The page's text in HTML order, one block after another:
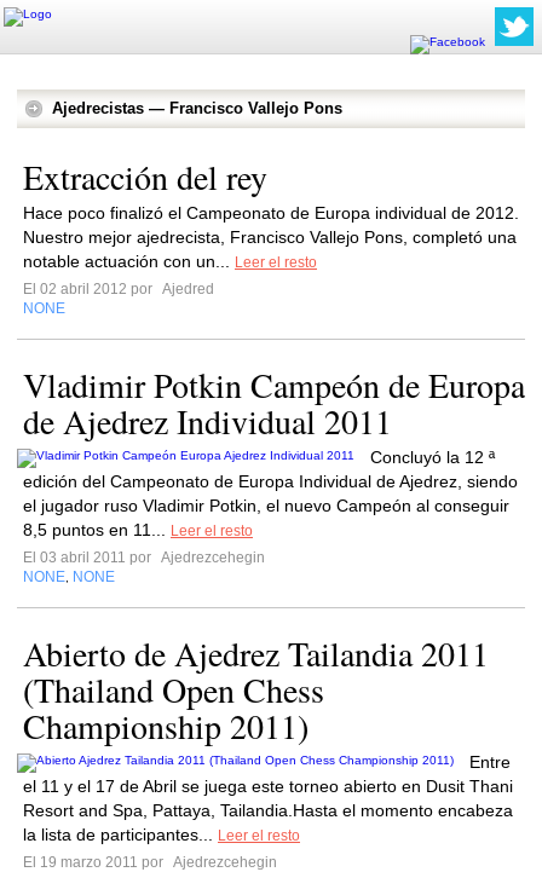
Ajedrecistas — Francisco Vallejo Pons
Extracción del rey
Hace poco finalizó el Campeonato de Europa individual de 2012.
Nuestro mejor ajedrecista, Francisco Vallejo Pons, completó una
notable actuación con un...
Leer el resto
El 02 abril 2012 por Ajedred
NONE
Vladimir Potkin Campeón de Europa
de Ajedrez Individual 2011
Concluyó la 12 ª
edición del Campeonato de Europa Individual de Ajedrez, siendo
el jugador ruso Vladimir Potkin, el nuevo Campeón al conseguir
8,5 puntos en 11...
Leer el resto
El 03 abril 2011 por Ajedrezcehegin
NONE NONE
Abierto de Ajedrez Tailandia 2011
(Thailand Open Chess
Championship 2011)
Entre
el 11 y el 17 de Abril se juega este torneo abierto en Dusit Thani
Resort and Spa, Pattaya, Tailandia.Hasta el momento encabeza
la lista de participantes...
Leer el resto
El 19 marzo 2011 por Ajedrezcehegin